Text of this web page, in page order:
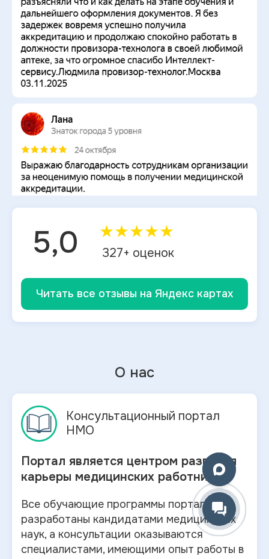
5,0 ★★★★★
327+ оценок
Читать все отзывы на Яндекс картах
О нас
Консультационный портал
НМО
Портал является центром развития
карьеры медицинских работников.
Все обучающие программы портала
разработаны кандидатами медицинских
наук, а консультации оказываются
специалистами, имеющими опыт работы в